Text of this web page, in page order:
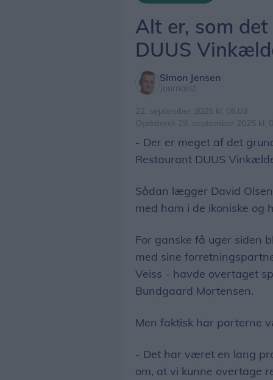
Alt er, som
DUUS
Simon Jensen
Journalist
22. september 2025 kl. 06.03
Opdateret 29. september 2025 kl.
- Der er meget af det
Restaurant DUUS
Sådan lægger David
med ham i de ikoniske og
For ganske få uger siden
med sine
Veiss - havde overtaget
Bundgaard Mortensen.
Men faktisk har parterne
- Det har været en lang
om, at vi kunne overtage